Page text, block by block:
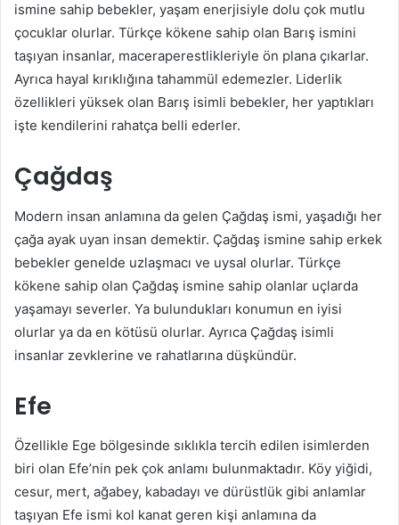
ismine sahip bebekler, yaşam enerjisiyle dolu çok mutlu
çocuklar olurlar. Türkçe kökene sahip olan Barış ismini
taşıyan insanlar, maceraperestlikleriyle ön plana çıkarlar.
Ayrıca hayal kırıklığına tahammül edemezler. Liderlik
özellikleri yüksek olan Barış isimli bebekler, her yaptıkları
işte kendilerini rahatça belli ederler.
Çağdaş
Modern insan anlamına da gelen Çağdaş ismi, yaşadığı her
çağa ayak uyan insan demektir. Çağdaş ismine sahip erkek
bebekler genelde uzlaşmacı ve uysal olurlar. Türkçe
kökene sahip olan Çağdaş ismine sahip olanlar uçlarda
yaşamayı severler. Ya bulundukları konumun en iyisi
olurlar ya da en kötüsü olurlar. Ayrıca Çağdaş isimli
insanlar zevklerine ve rahatlarına düşkündür.
Efe
Özellikle Ege bölgesinde sıklıkla tercih edilen isimlerden
biri olan Efe’nin pek çok anlamı bulunmaktadır. Köy yiğidi,
cesur, mert, ağabey, kabadayı ve dürüstlük gibi anlamlar
taşıyan Efe ismi kol kanat geren kişi anlamına da